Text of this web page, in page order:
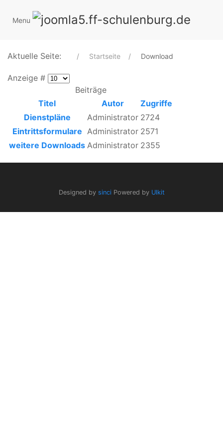
Menu
Aktuelle Seite: Startseite Download
Anzeige #
Beiträge
Titel
Autor
Zugriffe
Dienstpläne
Administrator 2724
Eintrittsformulare Administrator 2571
weitere Downloads Administrator 2355
Designed by sinciPowered by Ulkit
TECHNIK UND